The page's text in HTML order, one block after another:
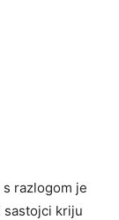
razlogom je
sastojci kriju